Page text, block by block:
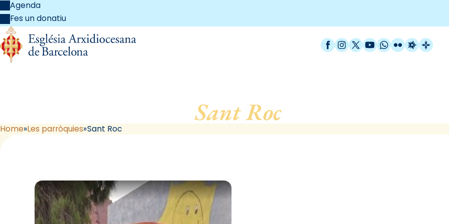
Agenda
Fes un donatiu
Facebook
Instagram
X / Twitter
YouTube
WhatsApp
FlickrRadio
Sant Roc, de Badalona
Home Les parròquies Sant Roc